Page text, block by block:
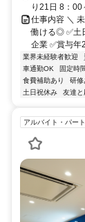
り21日 8：
仕事内容 ＼
働ける◎ ✅土
企業 ✅賞与年
業界未経験者歓迎
車通勤OK
固定時
食費補助あり
研修
土日祝休み
友達と
アルバイト・パート